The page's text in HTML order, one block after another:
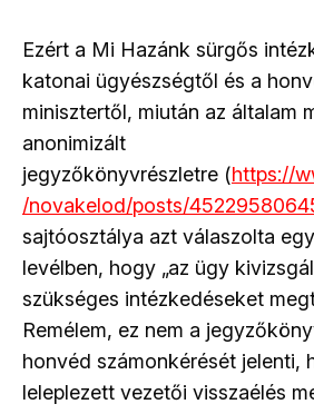
Ezért a Mi Hazánk sürgős
katonai ügyészségtől és a
minisztertől, miután az általam
anonimizált
jegyzőkönyvrészletre (https://
/novakelod/posts/
sajtóosztálya azt válaszolta
levélben, hogy „az ügy
szükséges intézkedéseket
Remélem, ez nem a
honvéd számonkérését jelenti,
leleplezett vezetői visszaélés